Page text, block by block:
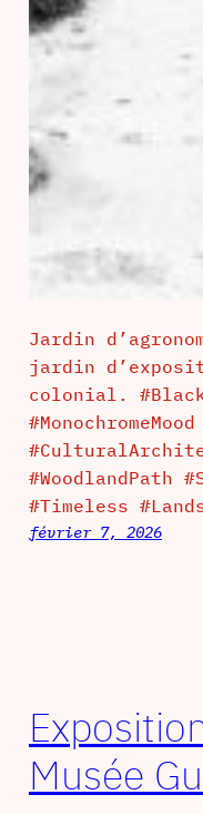
Jardin
jardin
colonial.
#WoodlandPath
#Timeless
février 7, 2026
Musée